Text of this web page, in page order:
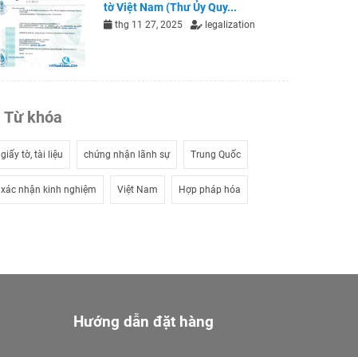
tờ Việt Nam (Thư Ủy Quy...
thg 11 27, 2025 legalization
Từ khóa
giấy tờ, tài liệu chứng nhận lãnh sự Trung Quốc
xác nhận kinh nghiệm Việt Nam Hợp pháp hóa
Hướng dẫn đặt hàng